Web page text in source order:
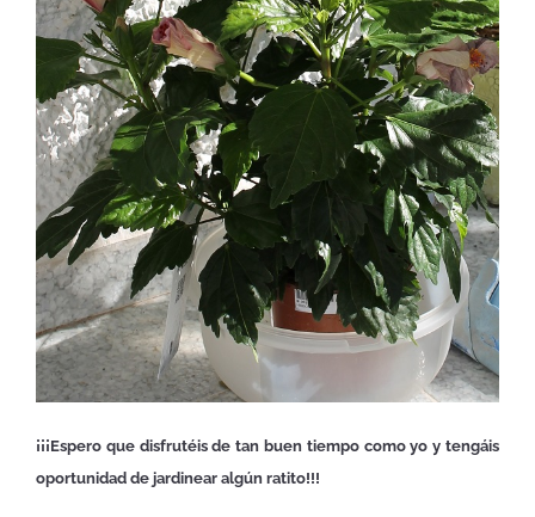
¡¡¡Espero que disfrutéis de tan buen tiempo como yo y tengáis
oportunidad de jardinear algún ratito!!!